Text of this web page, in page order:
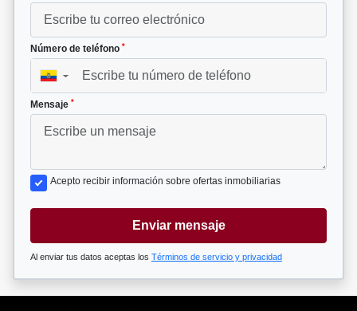
Número de teléfono *
▼
Mensaje *
Acepto recibir información sobre ofertas inmobiliarias
Enviar mensaje
Al enviar tus datos aceptas los Términos de servicio y privacidad